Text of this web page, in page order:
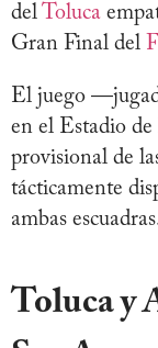
del Toluca
Gran Final del
El juego
en el Estadio de
provisional de
tácticamente
ambas
Toluca y